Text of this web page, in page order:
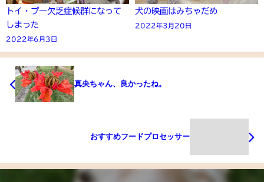
トイ・プー欠乏症候群になって
しまった
2022年6月3日
犬の映画はみちゃだめ
2022年3月20日
真央ちゃん、良かったね。
おすすめフードプロセッサー